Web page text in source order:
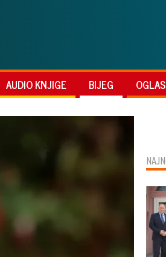
AUDIO KNJIGE BIJEG